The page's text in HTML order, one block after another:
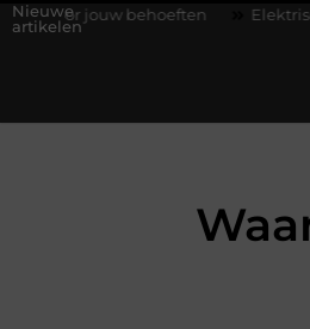
Nieuwe
artikelen
Elektrisch avontuur voor